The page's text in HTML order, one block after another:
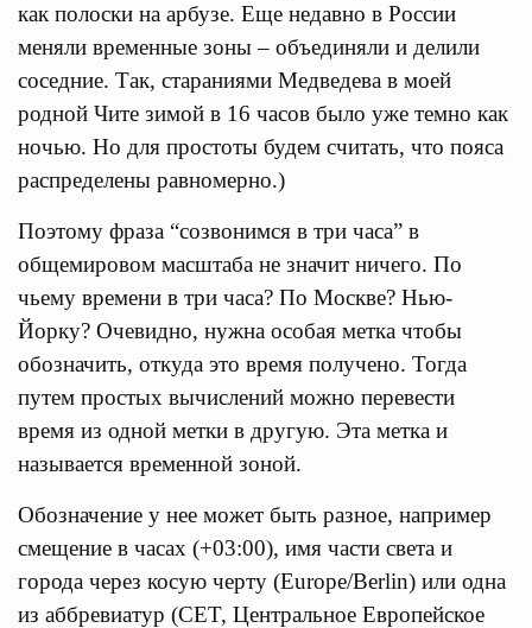
как полоски на арбузе. Еще недавно в России
меняли временные зоны – объединяли и делили
соседние. Так, стараниями Медведева в моей
родной Чите зимой в 16 часов было уже темно как
ночью. Но для простоты будем считать, что пояса
распределены равномерно.)
Поэтому фраза “созвонимся в три часа” в
общемировом масштаба не значит ничего. По
чьему времени в три часа? По Москве? Нью-
Йорку? Очевидно, нужна особая метка чтобы
обозначить, откуда это время получено. Тогда
путем простых вычислений можно перевести
время из одной метки в другую. Эта метка и
называется временной зоной.
Обозначение у нее может быть разное, например
смещение в часах (+03:00), имя части света и
города через косую черту (Europe/Berlin) или одна
из аббревиатур (CET, Центральное Европейское